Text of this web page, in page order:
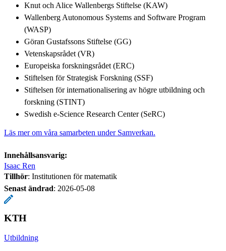
Knut och Alice Wallenbergs Stiftelse (KAW)
Wallenberg Autonomous Systems and Software Program
(WASP)
Göran Gustafssons Stiftelse (GG)
Vetenskapsrådet (VR)
Europeiska forskningsrådet (ERC)
Stiftelsen för Strategisk Forskning (SSF)
Stiftelsen för internationalisering av högre utbildning och
forskning (STINT)
Swedish e-Science Research Center (SeRC)
Läs mer om våra samarbeten under Samverkan.
Innehållsansvarig:
Isaac Ren
Tillhör: Institutionen för matematik
Senast ändrad: 2026-05-08
KTH
Utbildning